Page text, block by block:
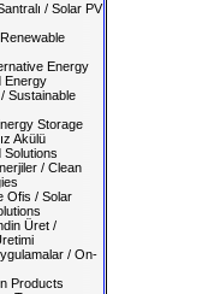
/ Solar PV
Energy
Energy
Sustainable
Storage
Akülü
/ Clean
Ofis / Solar
Üret /
/ On-
Products